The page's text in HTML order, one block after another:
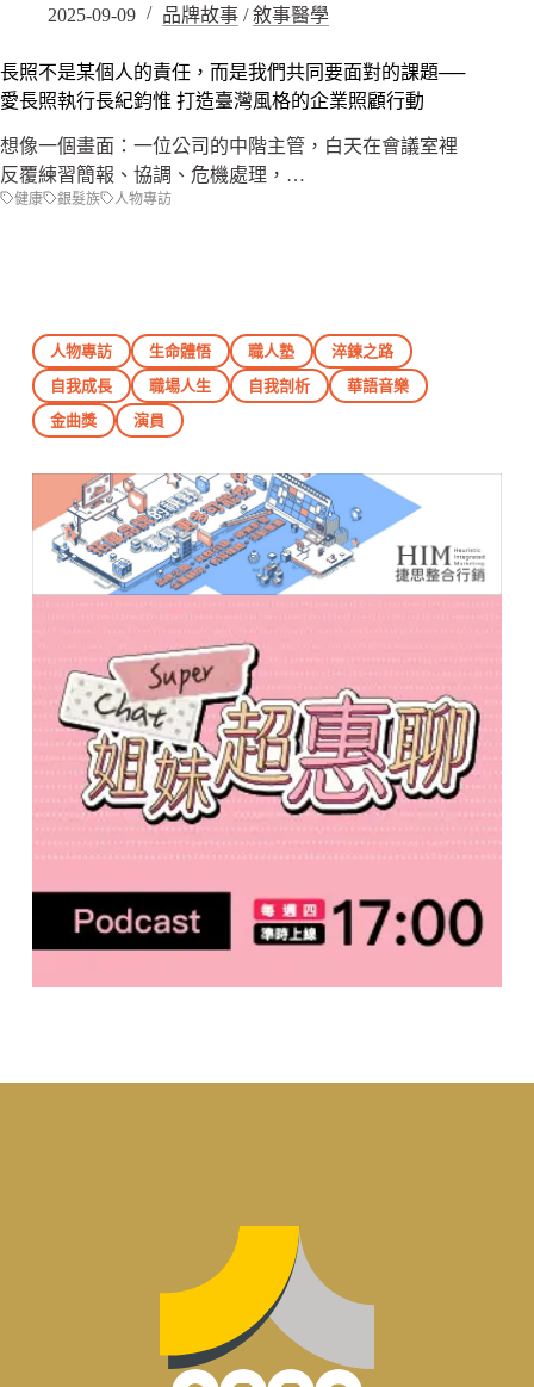
2025-09-09 品牌故事 /敘事醫學
長照不是某個人的責任，而是我們共同要面對的課題──
愛長照執行長紀鈞惟 打造臺灣風格的企業照顧行動
想像一個畫面：一位公司的中階主管，白天在會議室裡
反覆練習簡報、協調、危機處理，…
健康 銀髮族 人物專訪
人物專訪 生命體悟 職人塾
淬鍊之路
自我成長
職場人生 自我剖析
華語音樂
金曲獎
演員